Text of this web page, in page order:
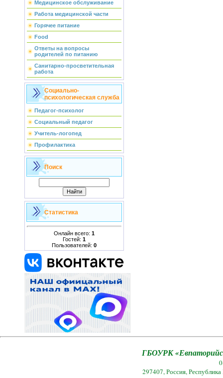
Медицинское обслуживание
Работа медицинской части
Горячее питание
Food
Ответы на вопросы
родителей по питанию
Санитарно-просветительная
работа
Социально-
психологическая служба
Педагог-психолог
Социальный педагог
Учитель-логопед
Профилактика
Поиск
Статистика
Онлайн всего: 1
Гостей: 1
Пользователей: 0
ГБОУРК
297407, Россия,